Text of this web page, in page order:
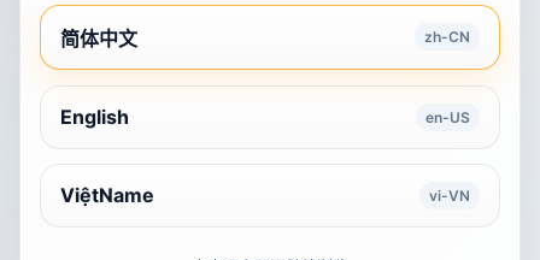
简体中文 zh-CN
English en-US
ViệtName vi-VN